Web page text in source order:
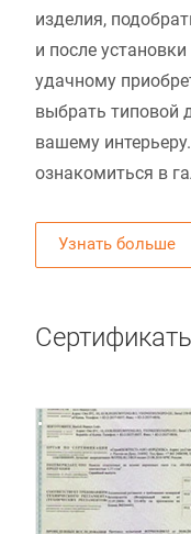
изделия,
и после
удачному
выбрать типовой
вашему
ознакомиться в
Узнать больше